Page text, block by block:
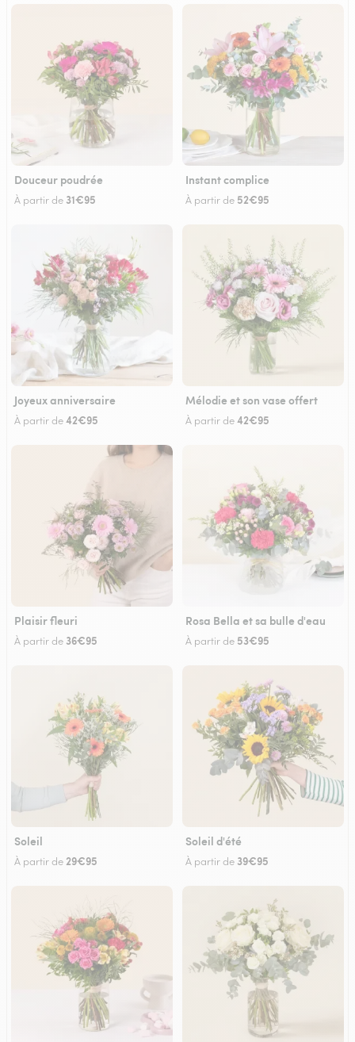
Douceur poudrée
À partir de 31€95
Instant complice
À partir de 52€95
Joyeux anniversaire
À partir de42€95
Mélodie et son vase offert
À partir de42€95
Plaisir fleuri
À partir de 36€95
Rosa Bella et sa bulle d'eau
À partir de 53€95
Soleil
À partir de 29€95
Soleil d'été
À partir de 39€95